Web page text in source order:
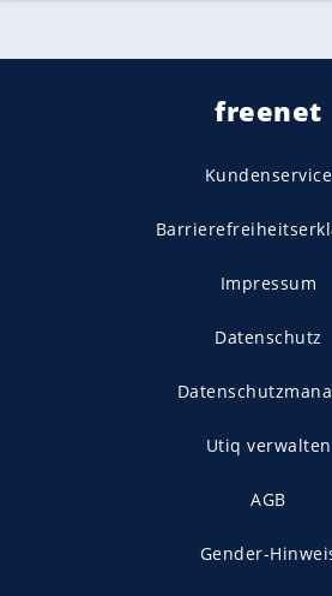
freenet
Kundenservice
Impressum
Datenschutz
Utiq verwalten
AGB
Gender-